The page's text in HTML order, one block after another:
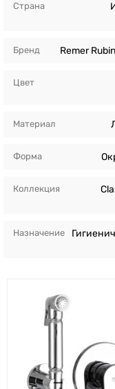
Страна
Бренд Remer
Цвет
Материал
Форма
Коллекция
Назначение